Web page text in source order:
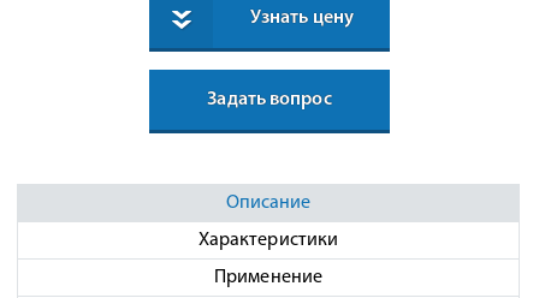
Узнать цену
Задать вопрос
Описание
Характеристики
Применение